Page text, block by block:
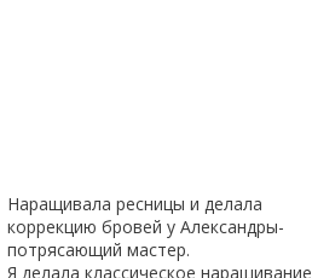
Наращивала ресницы и делала
коррекцию бровей у Александры-
потрясающий мастер.
Я делала классическое наращивание